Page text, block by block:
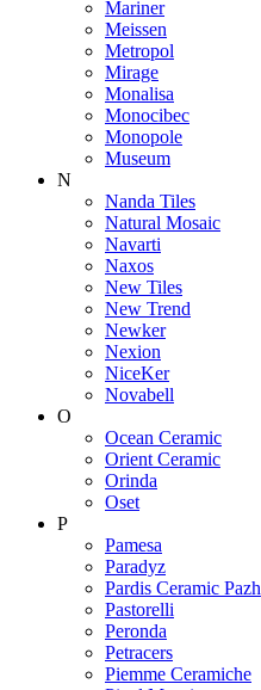
Mariner
Meissen
Metropol
Mirage
Monalisa
Monocibec
Monopole
Museum
N
Nanda Tiles
Natural Mosaic
Navarti
Naxos
New Tiles
New Trend
Newker
Nexion
NiceKer
Novabell
O
Ocean Ceramic
Orient Ceramic
Orinda
Oset
P
Pamesa
Paradyz
Pardis Ceramic Pazh
Pastorelli
Peronda
Petracers
Piemme Ceramiche